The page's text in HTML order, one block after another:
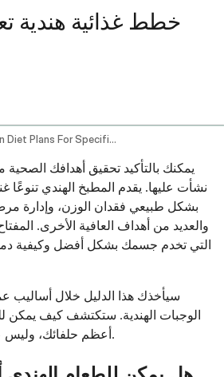
خطط غذائية هندية
Indian Diet Plans For Specific Health Goals
يمكنك بالتأكيد تحقيق أهدافك الصحية
نشأت عليها. يقدم المطبخ الهندي تنوعًا
بشكل طبيعي فقدان الوزن، وإدارة
والعديد من أهداف العافية الأخرى.
التي تخدم جسمك بشكل أفضل وكيفية
سيأخذك هذا الدليل خلال أساليب
الوجبات الهندية. ستكتشف كيف يمكن
أعظم حلفائك، وليس عقبات، في رحلتك الصحية.